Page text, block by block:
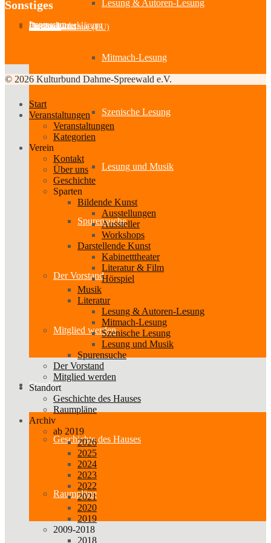
Lesung & Autoren-Lesung
Mitmach-Lesung
Szenische Lesung
Lesung und Musik
Spurensuche
Der Vorstand
Mitglied werden
Standort
Geschichte des Hauses
Raumpläne
Sonstiges
Impressum
Datenschutzerklärung
Partner-Links
Feedback
Cookie-Richtlinie (EU)
© 2026 Kulturbund Dahme-Spreewald e.V.
Start
Veranstaltungen
Veranstaltungen
Kategorien
Verein
Kontakt
Über uns
Geschichte
Sparten
Bildende Kunst
Ausstellungen
Aussteller
Workshops
Darstellende Kunst
Kabinetttheater
Literatur & Film
Hörspiel
Musik
Literatur
Lesung & Autoren-Lesung
Mitmach-Lesung
Szenische Lesung
Lesung und Musik
Spurensuche
Der Vorstand
Mitglied werden
Standort
Geschichte des Hauses
Raumpläne
Archiv
ab 2019
2026
2025
2024
2023
2022
2021
2020
2019
2009-2018
2018